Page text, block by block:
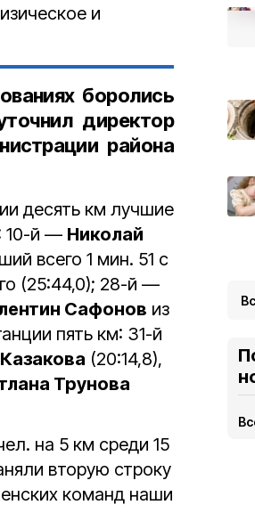
и
боролись
директор
района
десять км лучшие
10-й — Николай
всего 1 мин. 51 с
(25:44,0); 28-й —
Сафонов из
пять км: 31-й
(20:14,8),
Трунова
на 5 км среди 15
вторую строку
команд наши